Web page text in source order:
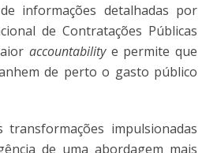
informações detalhadas por
de Contratações Públicas
accountabilitye permite que
de perto o gasto público
transformações impulsionadas
de uma abordagem mais